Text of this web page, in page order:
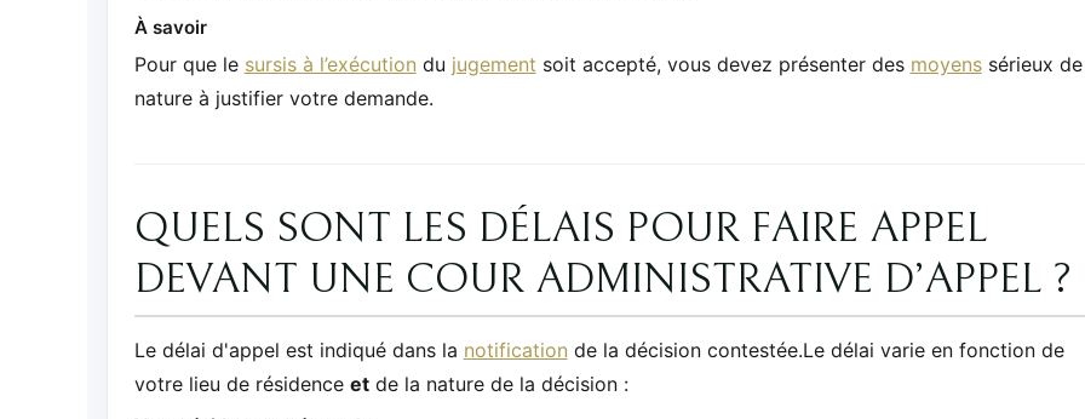
À savoir
Pour que le sursis à l’exécution du jugement soit accepté, vous devez présenter des moyenssérieux de
nature à justifier votre demande.
QUELS SONT LES DÉLAIS POUR FAIRE APPEL
DEVANT UNE COUR ADMINISTRATIVE D’APPEL ?
Le délai d'appel est indiqué dans la notification de la décision contestée.Le délai varie en fonction de
votre lieu de résidence etde la nature de la décision :